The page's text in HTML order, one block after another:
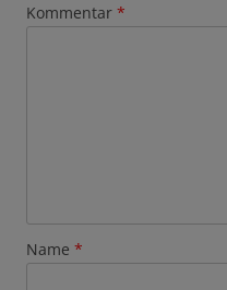
Kommentar *
Name *